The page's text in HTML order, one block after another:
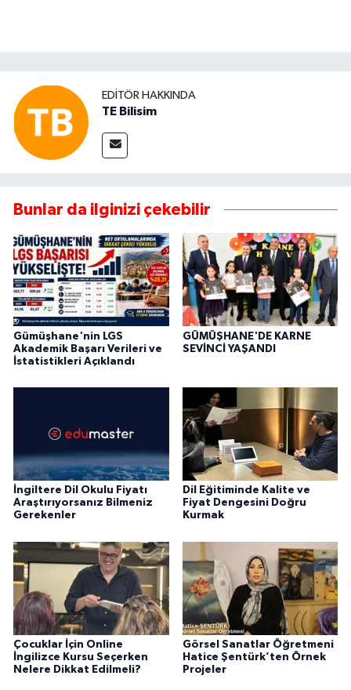
EDITÖR HAKKINDA
TE Bilisim
Bunlar da ilginizi çekebilir
Gümüşhane'nin LGS
Akademik Başarı Verileri ve
İstatistikleri Açıklandı
GÜMÜŞHANE'DE KARNE
SEVİNCİ YAŞANDI
İngiltere Dil Okulu Fiyatı
Araştırıyorsanız Bilmeniz
Gerekenler
Dil Eğitiminde Kalite ve
Fiyat Dengesini Doğru
Kurmak
Çocuklar İçin Online
İngilizce Kursu Seçerken
Nelere Dikkat Edilmeli?
Görsel Sanatlar Öğretmeni
Hatice Şentürk’ten Örnek
Projeler